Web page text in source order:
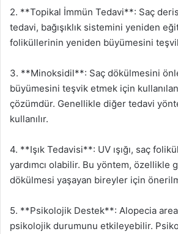
2. **Topikal İmmün Tedavi**: Saç
tedavi, bağışıklık sistemini yeniden
foliküllerinin yeniden büyümesini
3. **Minoksidil**: Saç dökülmesini
büyümesini teşvik etmek için
çözümdür. Genellikle diğer tedavi
kullanılır.
4. **Işık Tedavisi**: UV ışığı, saç
yardımcı olabilir. Bu yöntem, özellikle
dökülmesi yaşayan bireyler için
5. **Psikolojik Destek**: Alopecia
psikolojik durumunu etkileyebilir.